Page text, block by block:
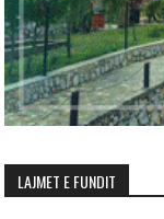
LAJMET E FUNDIT